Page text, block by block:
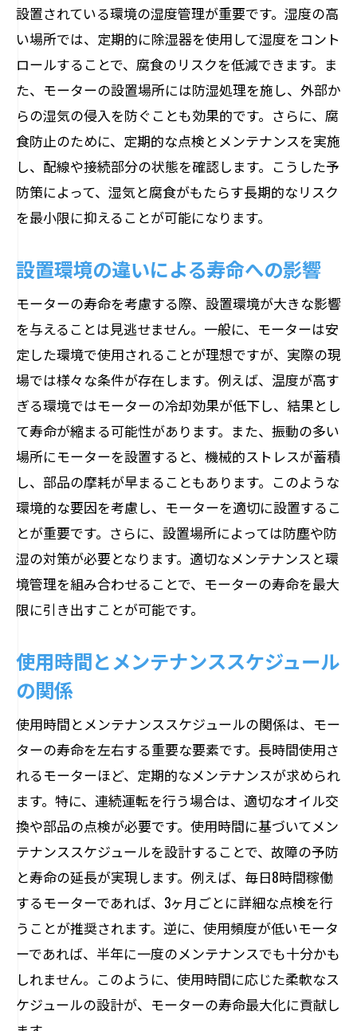
設置されている環境の湿度管理が重要です。湿度の高
い場所では、定期的に除湿器を使用して湿度をコント
ロールすることで、腐食のリスクを低減できます。ま
た、モーターの設置場所には防湿処理を施し、外部か
らの湿気の侵入を防ぐことも効果的です。さらに、腐
食防止のために、定期的な点検とメンテナンスを実施
し、配線や接続部分の状態を確認します。こうした予
防策によって、湿気と腐食がもたらす長期的なリスク
を最小限に抑えることが可能になります。
設置環境の違いによる寿命への影響
モーターの寿命を考慮する際、設置環境が大きな影響
を与えることは見逃せません。一般に、モーターは安
定した環境で使用されることが理想ですが、実際の現
場では様々な条件が存在します。例えば、温度が高す
ぎる環境ではモーターの冷却効果が低下し、結果とし
て寿命が縮まる可能性があります。また、振動の多い
場所にモーターを設置すると、機械的ストレスが蓄積
し、部品の摩耗が早まることもあります。このような
環境的な要因を考慮し、モーターを適切に設置するこ
とが重要です。さらに、設置場所によっては防塵や防
湿の対策が必要となります。適切なメンテナンスと環
境管理を組み合わせることで、モーターの寿命を最大
限に引き出すことが可能です。
使用時間とメンテナンススケジュール
の関係
使用時間とメンテナンススケジュールの関係は、モー
ターの寿命を左右する重要な要素です。長時間使用さ
れるモーターほど、定期的なメンテナンスが求められ
ます。特に、連続運転を行う場合は、適切なオイル交
換や部品の点検が必要です。使用時間に基づいてメン
テナンススケジュールを設計することで、故障の予防
と寿命の延長が実現します。例えば、毎日8時間稼働
するモーターであれば、3ヶ月ごとに詳細な点検を行
うことが推奨されます。逆に、使用頻度が低いモータ
ーであれば、半年に一度のメンテナンスでも十分かも
しれません。このように、使用時間に応じた柔軟なス
ケジュールの設計が、モーターの寿命最大化に貢献し